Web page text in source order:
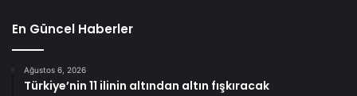
En Güncel Haberler
Ağustos 6, 2026
Türkiye’nin 11 ilinin altından altın fışkıracak